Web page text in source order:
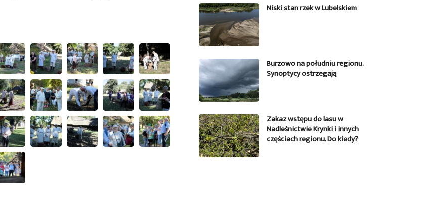
Niski stan rzek w Lubelskiem
Burzowo na południu regionu.
Synoptycy ostrzegają
Zakaz wstępu do lasu w
Nadleśnictwie Krynki i innych
częściach regionu. Do kiedy?